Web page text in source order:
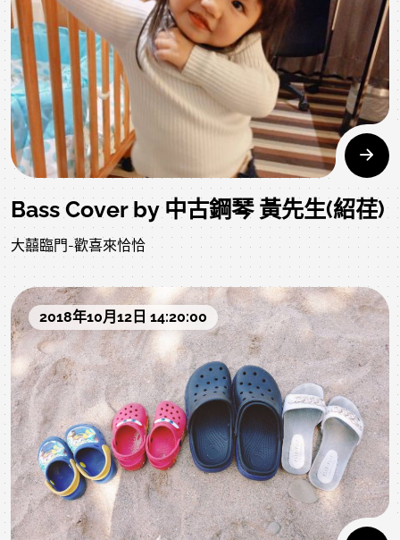
Bass Cover by 中古鋼琴 黃先生(紹荏)
大囍臨門-歡喜來恰恰
2018年10月12日 14:20:00